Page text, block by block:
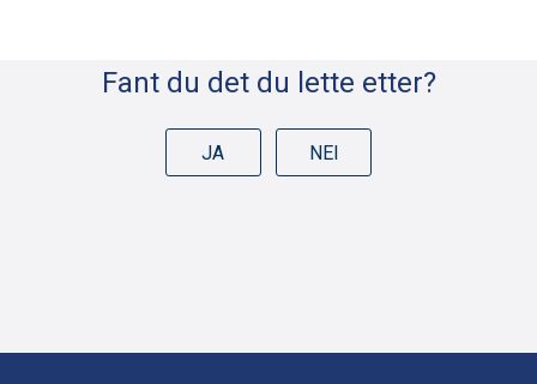
r
Fant du det du lette etter?
JA NEI